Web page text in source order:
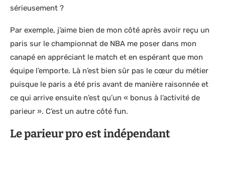
sérieusement ?
Par exemple, j’aime bien de mon côté après avoir reçu un
paris sur le championnat de NBA me poser dans mon
canapé en appréciant le match et en espérant que mon
équipe l’emporte. Là n’est bien sûr pas le cœur du métier
puisque le paris a été pris avant de manière raisonnée et
ce qui arrive ensuite n’est qu’un « bonus à l’activité de
parieur ». C’est un autre côté fun.
Le parieur pro est indépendant